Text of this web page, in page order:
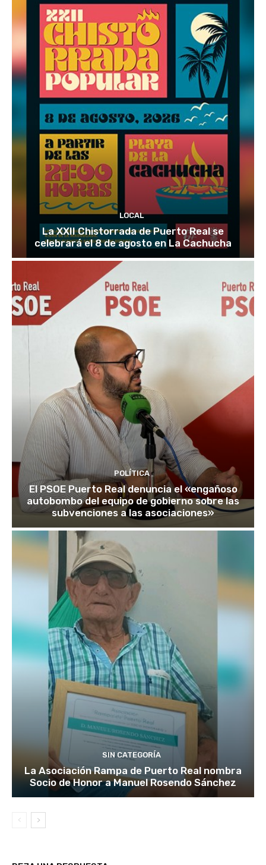
LOCAL
La XXII Chistorrada de Puerto Real se
celebrará el 8 de agosto en La Cachucha
POLÍTICA
El PSOE Puerto Real denuncia el «engañoso
autobombo del equipo de gobierno sobre las
subvenciones a las asociaciones»
SIN CATEGORÍA
La Asociación Rampa de Puerto Real nombra
Socio de Honor a Manuel Rosendo Sánchez